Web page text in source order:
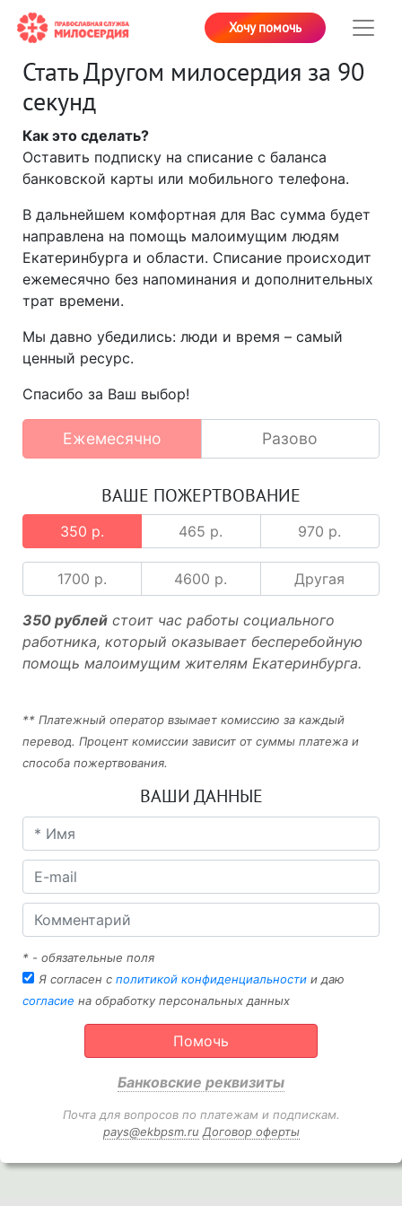
Хочу помочь
Стать Другом милосердия за 90
секунд
Как это сделать?
Оставить подписку на списание с баланса
банковской карты или мобильного телефона.
В дальнейшем комфортная для Вас сумма будет
направлена на помощь малоимущим людям
Екатеринбурга и области. Списание происходит
ежемесячно без напоминания и дополнительных
трат времени.
Мы давно убедились: люди и время – самый
ценный ресурс.
Спасибо за Ваш выбор!
Ежемесячно Разово
ВАШЕ ПОЖЕРТВОВАНИЕ
350 р. 465 р. 970 р.
1700 р. 4600 р. Другая
350 рублей стоит час работы социального
работника, который оказывает бесперебойную
помощь малоимущим жителям Екатеринбурга.
** Платежный оператор взымает комиссию за каждый
перевод. Процент комиссии зависит от суммы платежа и
способа пожертвования.
ВАШИ ДАННЫЕ
* - обязательные поля
Я согласен с политикой конфиденциальности и даю
согласие на обработку персональных данных
Помочь
Банковские реквизиты
Почта для вопросов по платежам и подпискам.
pays@ekbpsm.ru Договор оферты